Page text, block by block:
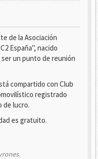
de la Asociación
España", nacido
un punto de reunión
compartido con Club
registrado
de lucro.
es gratuito.